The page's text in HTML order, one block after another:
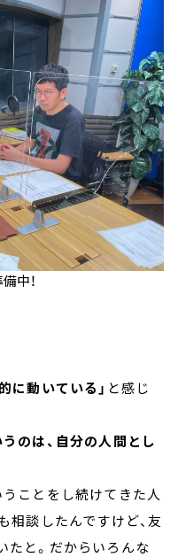
中！
に動いている」 と感じ
のは、自分の人間とし
ことをし続けてきた人
相談したんですけど、友
たと。だからいろんな